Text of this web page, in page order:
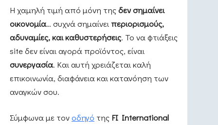
Η χαμηλή τιμή από μόνη τηςδεν σημαίνει
οικονομία… συχνά σημαίνει περιορισμούς,
αδυναμίες, και καθυστερήσεις. Το να φτιάξεις
site δεν είναι αγορά προϊόντος, είναι
συνεργασία. Και αυτή χρειάζεται καλή
επικοινωνία, διαφάνεια και κατανόηση των
αναγκών σου.
Σύμφωνα με τονοδηγό της FI International